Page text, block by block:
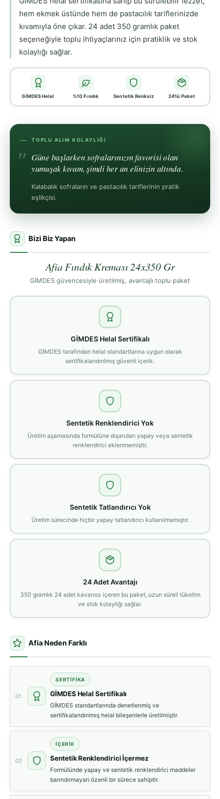
hem ekmek üstünde hem de pastacılık tariflerinizde
kıvamıyla öne çıkar. 24 adet 350 gramlık paket
seçeneğiyle toplu ihtiyaçlarınız için pratiklik ve stok
kolaylığı sağlar.
GİMDES Helal %10 Fındık Sentetik Renksiz 24'lü Paket
TOPLU ALIM KOLAYLIĞI
Güne başlarken sofralarınızın favorisi olan
yumuşak kıvam, şimdi her an elinizin altında.
Kalabalık sofraların ve pastacılık tariflerinin pratik
eşlikçisi.
Bizi Biz Yapan
Afia Fındık Kreması 24x350 Gr
GİMDES güvencesiyle üretilmiş, avantajlı toplu paket
GİMDES Helal Sertifikalı
GİMDES tarafından helal standartlarına uygun olarak
sertifikalandırılmış güvenli içerik.
Sentetik Renklendirici Yok
Üretim aşamasında formülüne dışarıdan yapay veya sentetik
renklendirici eklenmemiştir.
Sentetik Tatlandırıcı Yok
Üretim sürecinde hiçbir yapay tatlandırıcı kullanılmamıştır.
24 Adet Avantajı
350 gramlık 24 adet kavanoz içeren bu paket, uzun süreli tüketim
ve stok kolaylığı sağlar.
Afia Neden Farklı
01
SERTIFIKA
GİMDES Helal Sertifikalı
GİMDES standartlarında denetlenmiş ve
sertifikalandırılmış helal bileşenlerle üretilmiştir.
02
İÇERIK
Sentetik Renklendirici İçermez
Formülünde yapay ve sentetik renklendirici maddeler
barındırmayan özenli bir sürece sahiptir.